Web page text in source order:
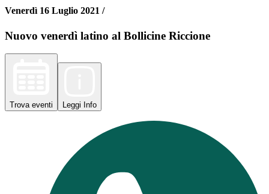
Venerdì 16 Luglio 2021 /
Nuovo venerdì latino al Bollicine Riccione
Trova eventi Leggi Info